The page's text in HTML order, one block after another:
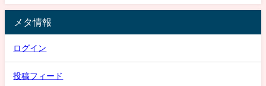
メタ情報
ログイン
投稿フィード